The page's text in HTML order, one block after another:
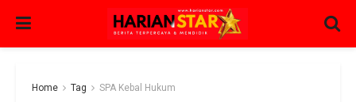
Home Tag SPA Kebal Hukum